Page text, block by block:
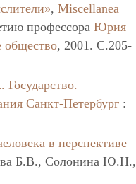
,Miscellanea
профессораЮрия
общество, 2001. C.205-
Государство.
Санкт-Петербург :
в перспективе
Б.В., Солонина Ю.Н.,